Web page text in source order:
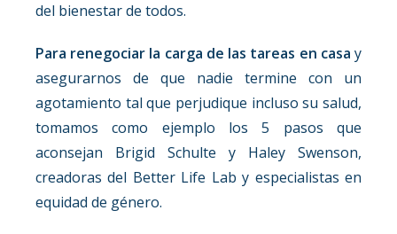
del bienestar de todos.
Para renegociar la carga de las tareas en casa y
asegurarnos de que nadie termine con un
agotamiento tal que perjudique incluso su salud,
tomamos como ejemplo los 5 pasos que
aconsejan Brigid Schulte y Haley Swenson,
creadoras del Better Life Lab y especialistas en
equidad de género.